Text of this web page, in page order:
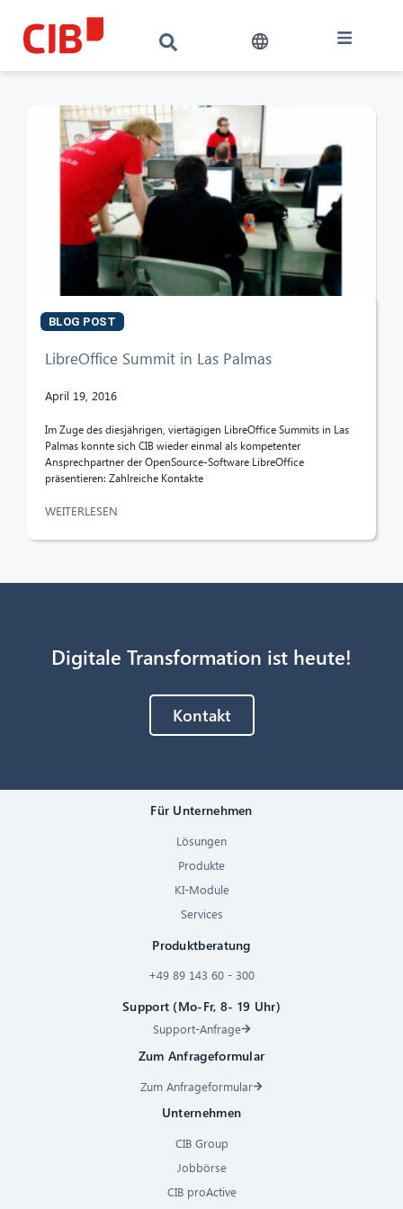
BLOG POST
LibreOffice Summit in Las Palmas
April 19, 2016
Im Zuge des diesjährigen, viertägigen LibreOffice Summits in Las
Palmas konnte sich CIB wieder einmal als kompetenter
Ansprechpartner der OpenSource-Software LibreOffice
präsentieren: Zahlreiche Kontakte
WEITERLESEN
Digitale Transformation ist heute!
Kontakt
Für Unternehmen
Lösungen
Produkte
KI-Module
Services
Produktberatung
+49 89 143 60 - 300
Support (Mo-Fr, 8- 19 Uhr)
Support-Anfrage
Zum Anfrageformular
Zum Anfrageformular
Unternehmen
CIB Group
Jobbörse
CIB proActive
Hallo! Was kann ich für Sie tun?